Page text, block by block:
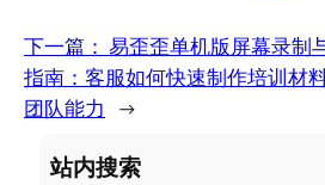
下一篇： 易歪歪单机版屏幕录制
指南：客服如何快速制作培训材
团队能力
→
站内搜索